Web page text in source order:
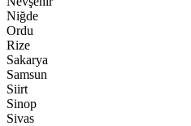
Niğde
Ordu
Rize
Sakarya
Samsun
Siirt
Sinop
Sivas